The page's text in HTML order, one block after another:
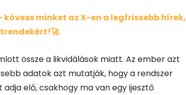
minket az X-en a legfrissebb hírek,
össze a likvidálások miatt. Az ember azt
adatok azt mutatják, hogy a rendszer
elő, csakhogy ma van egy ijesztő